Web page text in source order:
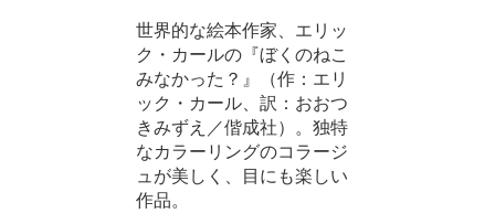
世界的な絵本作家、エリッ
ク・カールの『ぼくのねこ
みなかった？』（作：エリ
ック・カール、訳：おおつ
きみずえ／偕成社）。独特
なカラーリングのコラージ
ュが美しく、目にも楽しい
作品。